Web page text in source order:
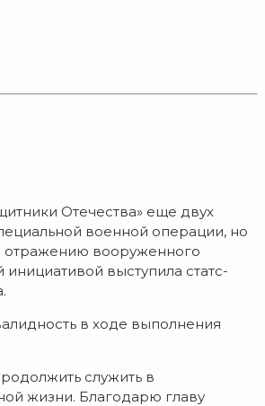
Отечества» еще двух
военной операции, но
отражению вооруженного
выступила статс-
в ходе выполнения
служить в
жизни. Благодарю главу